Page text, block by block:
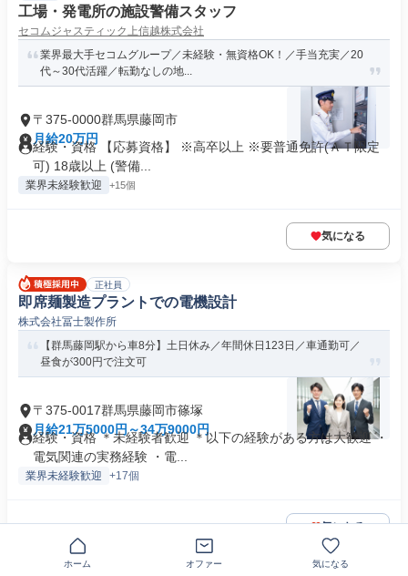
工場・発電所の施設警備スタッフ
セコムジャスティック上信越株式会社
業界最大手セコムグループ／未経験・無資格OK！／手当充実／20
代～30代活躍／転勤なしの地...
〒375-0000群馬県藤岡市
月給20万円
経験・資格 【応募資格】 ※高卒以上 ※要普通免許(ＡＴ限定
可) 18歳以上 (警備...
業界未経験歓迎 +15個
気になる
正社員
即席麺製造プラントでの電機設計
株式会社冨士製作所
【群馬藤岡駅から車8分】土日休み／年間休日123日／車通勤可／
昼食が300円で注文可
〒375-0017群馬県藤岡市篠塚
月給21万5000円～34万9000円
経験・資格 ＊未経験者歓迎 ＊以下の経験がある方は大歓迎 ・
電気関連の実務経験 ・電...
業界未経験歓迎 +17個
気になる
ホーム オファー 気になる